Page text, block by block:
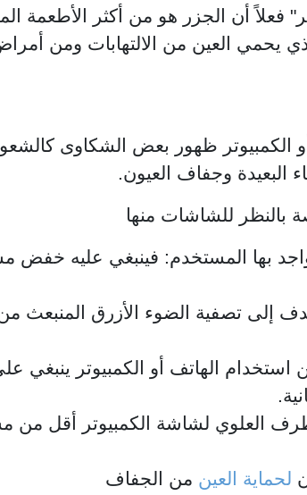
فعلاً أن الجزر هو من أكثر الأطعمة
يحمي العين من الالتهابات ومن
ظهور بعض الشكاوى كالشعور
البعيدة وجفاف العيون.
بالنظر للشاشات منها
بها المستخدم: فينبغي عليه خفض
إلى تصفية الضوء الأزرق المنبعث
٢٠-٢٠-٢٠: حيث أنه كل٢٠دقيقة من استخدام الهاتف أو
العلوي لشاشة الكمبيوتر أقل من
لحماية العين من الجفاف